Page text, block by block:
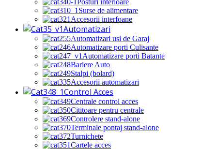
Posturi interioare
Surse de alimentare
Accesorii interfoane
Automatizari
Automatizari usi de Garaj
Automatizare porti Culisante
Automatizare porti Batante
Bariere Auto
Stalpi (bolard)
Accesorii automatizari
Control Acces
Centrale control acces
Cititoare pentru centrale
Controlere stand-alone
Terminale pontaj stand-alone
Turnichete
Cartele acces